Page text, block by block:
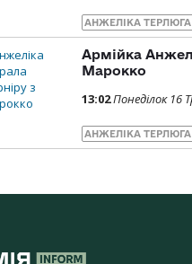
АНЖЕЛІКА ТЕРЛЮГА
Армійка
Марокко
13:02Понеділок 16
АНЖЕЛІКА ТЕРЛЮГА